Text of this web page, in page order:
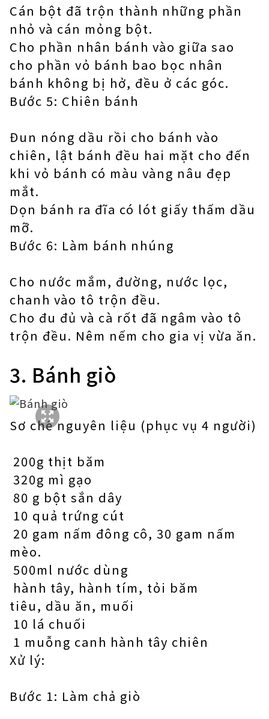
Cán bột đã trộn thành những phần
nhỏ và cán mỏng bột.
Cho phần nhân bánh vào giữa sao
cho phần vỏ bánh bao bọc nhân
bánh không bị hở, đều ở các góc.
Bước 5: Chiên bánh
Đun nóng dầu rồi cho bánh vào
chiên, lật bánh đều hai mặt cho đến
khi vỏ bánh có màu vàng nâu đẹp
mắt.
Dọn bánh ra đĩa có lót giấy thấm dầu
mỡ.
Bước 6: Làm bánh nhúng
Cho nước mắm, đường, nước lọc,
chanh vào tô trộn đều.
Cho đu đủ và cà rốt đã ngâm vào tô
trộn đều. Nêm nếm cho gia vị vừa ăn.
3. Bánh giò
Sơ chế nguyên liệu (phục vụ 4 người)
200g thịt băm
320g mì gạo
80 g bột sắn dây
10 quả trứng cút
20 gam nấm đông cô, 30 gam nấm
mèo.
500ml nước dùng
hành tây, hành tím, tỏi băm
tiêu, dầu ăn, muối
10 lá chuối
1 muỗng canh hành tây chiên
Xử lý:
Bước 1: Làm chả giò